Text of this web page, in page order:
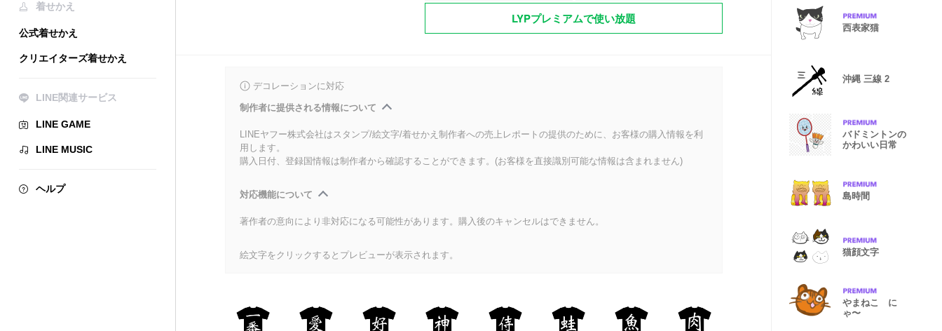
着せかえ
公式着せかえ
クリエイターズ着せかえ
LINE関連サービス
LINE GAME
LINE MUSIC
ヘルプ
LYPプレミアムで使い放題
デコレーションに対応
制作者に提供される情報について
LINEヤフー株式会社はスタンプ/絵文字/着せかえ制作者への売上レポートの提供のために、お客様の購入情報を利
用します。
購入日付、登録国情報は制作者から確認することができます。(お客様を直接識別可能な情報は含まれません)
対応機能について
著作者の意向により非対応になる可能性があります。購入後のキャンセルはできません。
絵文字をクリックするとプレビューが表示されます。
西表家猫
沖縄 三線 2
バドミントンの
かわいい日常
島時間
猫顔文字
やまねこ に
ゃ〜